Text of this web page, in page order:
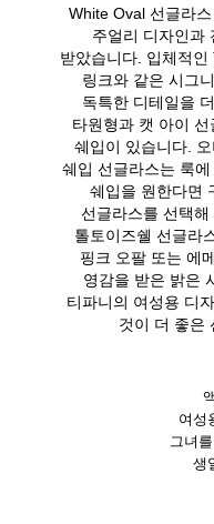
White Oval 선글라
주얼리 디자인과
받았습니다. 입체적
링크와 같은 시그
독특한 디테일을
타원형과 캣 아이
쉐입이 있습니다.
쉐입 선글라스는 룩
쉐입을 원한다면
선글라스를 선택
톨토이즈쉘 선글라
핑크 오팔 또는 에
영감을 받은 밝은
티파니의 여성용 디
것이 더 좋은
여성
그녀
생